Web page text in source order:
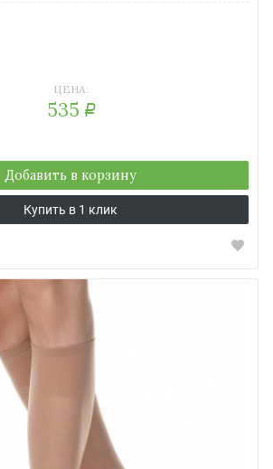
ЦЕНА:
535 Р
Добавить в корзину
Купить в 1 клик